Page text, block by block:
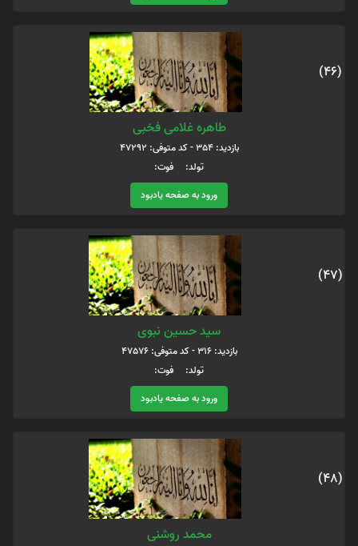
(46)
طاهره غلامی فخبی
بازدید: 354 - کد متوفی: 47292
تولد: فوت:
ورود به صفحه یادبود
(47)
سید حسین نبوی
بازدید: 316 - کد متوفی: 47576
تولد: فوت:
ورود به صفحه یادبود
(48)
محمد روشنی